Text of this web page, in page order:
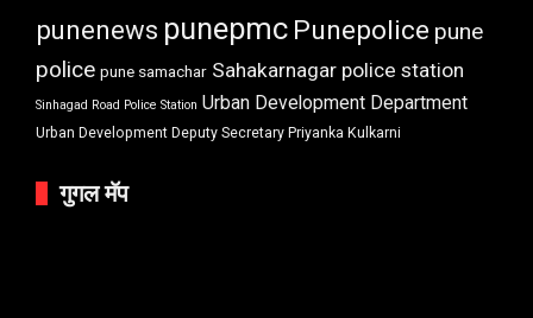
punenews punepmc Punepolice pune
police pune samachar Sahakarnagar police station
Sinhagad Road Police Station Urban Development Department
Urban Development Deputy Secretary Priyanka Kulkarni
गुगल मॅप